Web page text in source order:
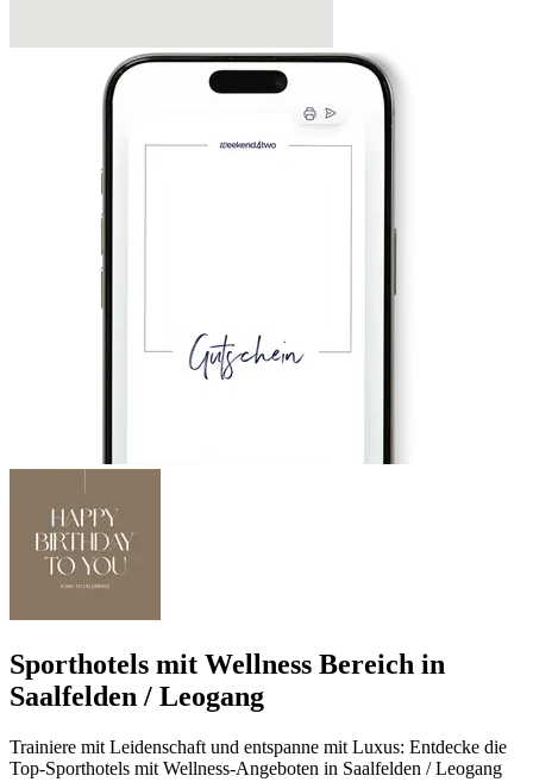
Sporthotels mit Wellness Bereich in
Saalfelden / Leogang
Trainiere mit Leidenschaft und entspanne mit Luxus: Entdecke die
Top-Sporthotels mit Wellness-Angeboten in Saalfelden / Leogang